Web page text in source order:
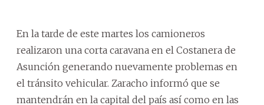
En la tarde de este martes los camioneros
realizaron una corta caravana en el Costanera de
Asunción generando nuevamente problemas en
el tránsito vehicular. Zaracho informó que se
mantendrán en la capital del país así como en las